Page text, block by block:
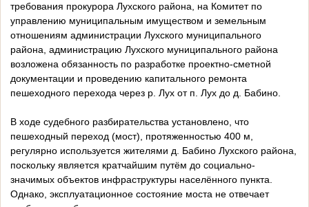
требования прокурора Лухского района, на Комитет по
управлению муниципальным имуществом и земельным
отношениям администрации Лухского муниципального
района, администрацию Лухского муниципального района
возложена обязанность по разработке проектно-сметной
документации и проведению капитального ремонта
пешеходного перехода через р. Лух от п. Лух до д. Бабино.
В ходе судебного разбирательства установлено, что
пешеходный переход (мост), протяженностью 400 м,
регулярно используется жителями д. Бабино Лухского района,
поскольку является кратчайшим путём до социально-
значимых объектов инфраструктуры населённого пункта.
Однако, эксплуатационное состояние моста не отвечает